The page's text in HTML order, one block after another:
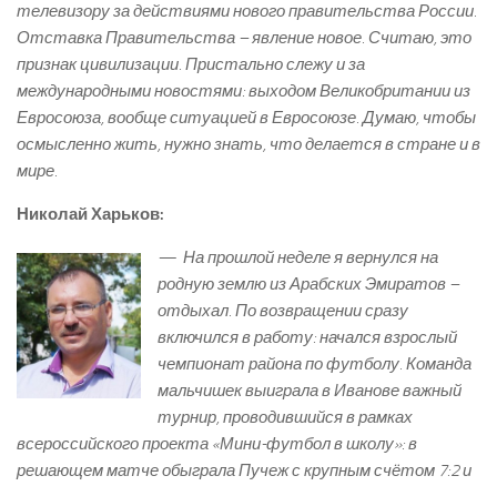
телевизору за действиями нового правительства России.
Отставка Правительства – явление новое. Считаю, это
признак цивилизации. Пристально слежу и за
международными новостями: выходом Великобритании из
Евросоюза, вообще ситуацией в Евросоюзе. Думаю, чтобы
осмысленно жить, нужно знать, что делается в стране и в
мире.
НиколайХарьков:
— На прошлой неделе я вернулся на
родную землю из Арабских Эмиратов –
отдыхал. По возвращении сразу
включился в работу: начался взрослый
чемпионат района по футболу. Команда
мальчишек выиграла в Иванове важный
турнир, проводившийся в рамках
всероссийского проекта «Мини-футбол в школу»: в
решающем матче обыграла Пучеж с крупным счётом 7:2 и